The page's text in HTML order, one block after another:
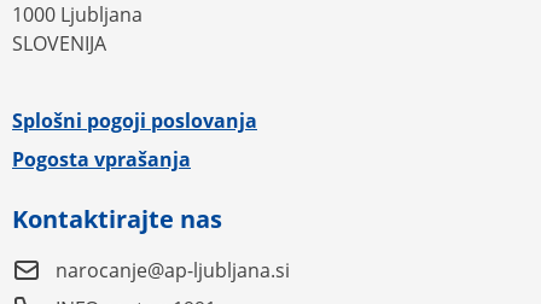
1000 Ljubljana
SLOVENIJA
Splošni pogoji poslovanja
Pogosta vprašanja
Kontaktirajte nas
narocanje@ap-ljubljana.si